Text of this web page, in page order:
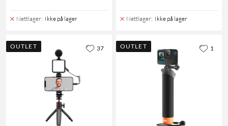
Nettlager: Ikke på lager Nettlager: Ikke på lager
OUTLET 37 OUTLET 1